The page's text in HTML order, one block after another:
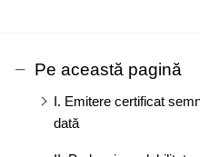
Pe această pagină
I. Emitere certificat
dată